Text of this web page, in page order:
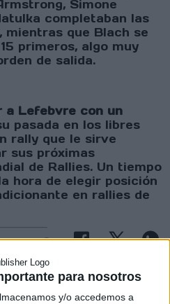
para nosotros
y/o accedemos a
Simone
completaban las
mientras que Blach se
primeros, algo muy
de salida.
a Lefebvre con un
pasada en los libres
rally que le sirve
sus próximas
de Rallies. Un tiempo
hora de elegir posición
en rallies de
en esta categoría.